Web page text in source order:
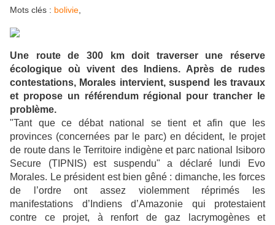
Mots clés : bolivie
Une route de 300 km doit traverser une réserve
écologique où vivent des Indiens. Après de rudes
contestations, Morales intervient, suspend les travaux
et propose un référendum régional pour trancher le
problème.
"Tant que ce débat national se tient et afin que les
provinces (concernées par le parc) en décident, le projet
de route dans le Territoire indigène et parc national Isiboro
Secure (TIPNIS) est suspendu" a déclaré lundi Evo
Morales. Le président est bien gêné : dimanche, les forces
de l’ordre ont assez violemment réprimés les
manifestations d’Indiens d’Amazonie qui protestaient
contre ce projet, à renfort de gaz lacrymogènes et